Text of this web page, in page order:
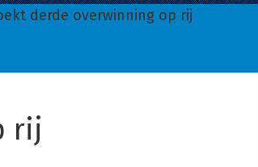
derde overwinning op rij
rij